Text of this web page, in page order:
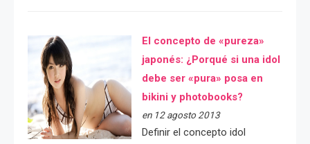
El concepto de «pureza»
japonés: ¿Porqué si una idol
debe ser «pura» posa en
bikini y photobooks?
en 12 agosto 2013
Definir el concepto idol